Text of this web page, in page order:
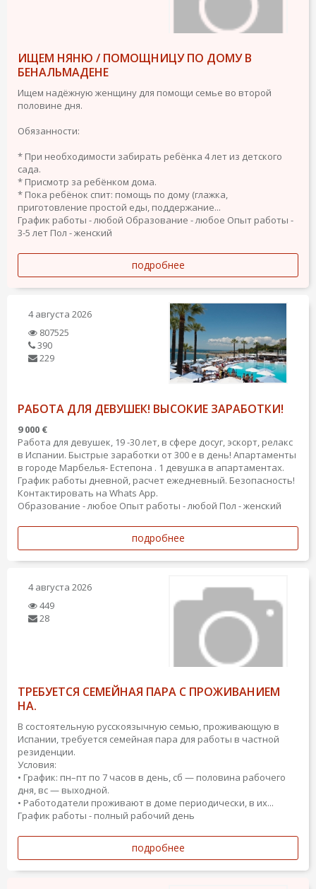
ИЩЕМ НЯНЮ / ПОМОЩНИЦУ ПО ДОМУ В
БЕНАЛЬМАДЕНЕ
Ищем надёжную женщину для помощи семье во второй
половине дня.
Обязанности:
* При необходимости забирать ребёнка 4 лет из детского
сада.
* Присмотр за ребёнком дома.
* Пока ребёнок спит: помощь по дому (глажка,
приготовление простой еды, поддержание...
График работы - любой Образование - любое Опыт работы -
3-5 лет Пол - женский
подробнее
4 августа 2026
807525
390
229
РАБОТА ДЛЯ ДЕВУШЕК! ВЫСОКИЕ ЗАРАБОТКИ!
9 000 €
Работа для девушек, 19 -30 лет, в сфере досуг, эскорт, релакс
в Испании. Быстрые заработки от 300 е в день! Апартаменты
в городe Марбелья- Естепонa . 1 девушкa в апартаментах.
График работы дневной, расчет ежедневный. Безопасность!
Контактировать на Whats App.
Образование - любое Опыт работы - любой Пол - женский
подробнее
4 августа 2026
449
28
ТРЕБУЕТСЯ СЕМЕЙНАЯ ПАРА С ПРОЖИВАНИЕМ
НА.
В состоятельную русскоязычную семью, проживающую в
Испании, требуется семейная пара для работы в частной
резиденции.
Условия:
• График: пн–пт по 7 часов в день, сб — половина рабочего
дня, вс — выходной.
• Работодатели проживают в доме периодически, в их...
График работы - полный рабочий день
подробнее